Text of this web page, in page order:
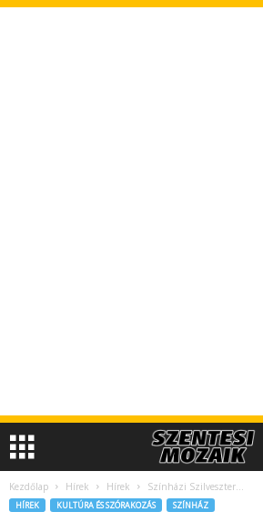
Kezdőlap Hírek Hírek Színházi Szilveszter…
HÍREK KULTÚRA ÉS SZÓRAKOZÁS SZÍNHÁZ